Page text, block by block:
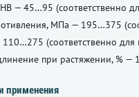
— 45…95 (соответственно
МПа — 195…375
(соответственно для
при растяжении, % —
применения